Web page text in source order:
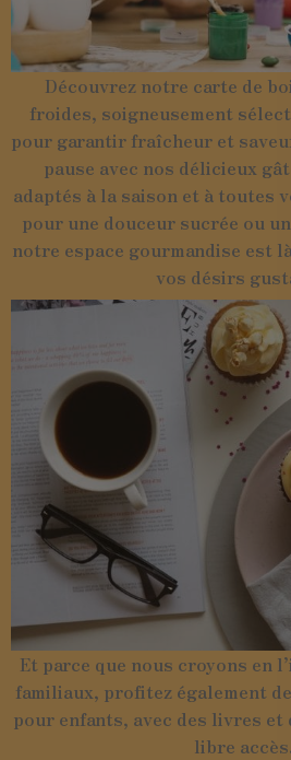
Découvrez notre carte de
froides, soigneusement
pour garantir fraîcheur et
pause avec nos délicieux
adaptés à la saison et à toutes
pour une douceur sucrée ou
notre espace gourmandise est
vos désirs
Et parce que nous croyons en
familiaux, profitez également
pour enfants, avec des livres et
libre